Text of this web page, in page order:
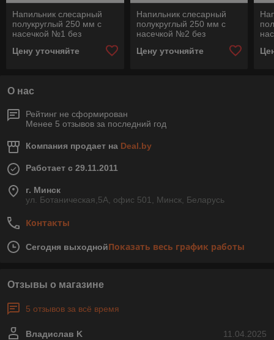
Напильник слесарный
полукруглый 250 мм с
насечкой №1 без
Цену уточняйте
Напильник слесарный
полукруглый 250 мм с
насечкой №2 без
Цену уточняйте
О нас
Рейтинг не сформирован
Менее 5 отзывов за последний год
Компания продает на Deal.by
Работает с 29.11.2011
г. Минск
ул. Ботаническая,5А, офис 501, Минск, Беларусь
Контакты
Сегодня выходнойПоказать весь график работы
Отзывы о магазине
5 отзывов за всё время
11.04.2025
Владислав K